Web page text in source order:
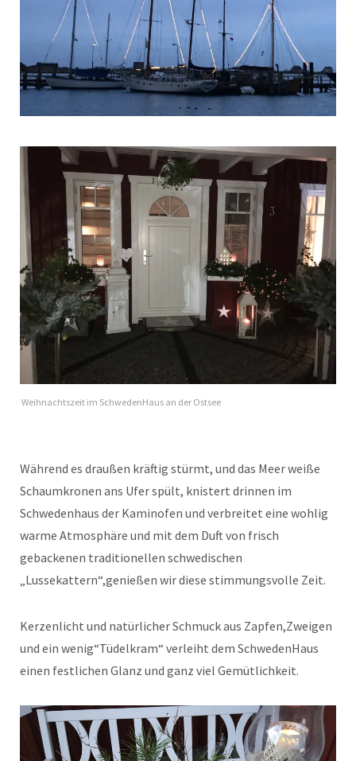
Weihnachtszeit im SchwedenHaus an der Ostsee
Während es draußen kräftig stürmt, und das Meer weiße
Schaumkronen ans Ufer spült, knistert drinnen im
Schwedenhaus der Kaminofen und verbreitet eine wohlig
warme Atmosphäre und mit dem Duft von frisch
gebackenen traditionellen schwedischen
„Lussekattern“,genießen wir diese stimmungsvolle Zeit.
Kerzenlicht und natürlicher Schmuck aus Zapfen,Zweigen
und ein wenig“Tüdelkram“ verleiht dem SchwedenHaus
einen festlichen Glanz und ganz viel Gemütlichkeit.